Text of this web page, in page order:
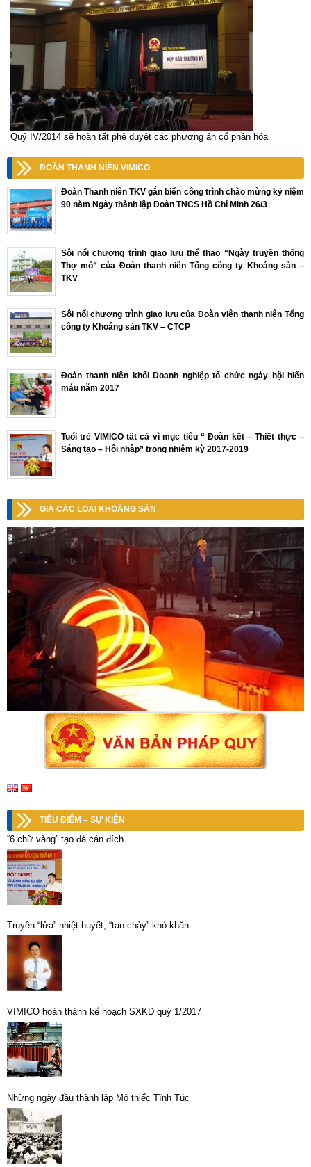
Quý IV/2014 sẽ hoàn tất phê duyệt các phương án cổ phần hóa
ĐOÀN THANH NIÊN VIMICO
Đoàn Thanh niên TKV gắn biển công trình chào mừng kỷ niệm
90 năm Ngày thành lập Đoàn TNCS Hồ Chí Minh 26/3
Sôi nổi chương trình giao lưu thể thao “Ngày truyền thống
Thợ mỏ” của Đoàn thanh niên Tổng công ty Khoáng sản –
TKV
Sôi nổi chương trình giao lưu của Đoàn viên thanh niên Tổng
công ty Khoáng sản TKV – CTCP
Đoàn thanh niên khối Doanh nghiệp tổ chức ngày hội hiến
máu năm 2017
Tuổi trẻ VIMICO tất cả vì mục tiêu “ Đoàn kết – Thiết thực –
Sáng tạo – Hội nhập” trong nhiệm kỳ 2017-2019
GIÁ CÁC LOẠI KHOÁNG SẢN
TIÊU ĐIỂM – SỰ KIỆN
“6 chữ vàng” tạo đà cán đích
Truyền “lửa” nhiệt huyết, “tan chảy” khó khăn
VIMICO hoàn thành kế hoạch SXKD quý 1/2017
Những ngày đầu thành lập Mỏ thiếc Tĩnh Túc